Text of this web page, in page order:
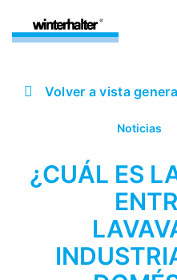
Volver a vista
Noticias
¿CUÁL ES